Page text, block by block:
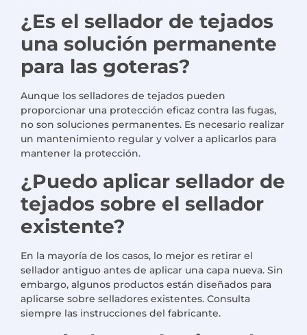
¿Es el sellador de tejados
una solución permanente
para las goteras?
Aunque los selladores de tejados pueden
proporcionar una protección eficaz contra las fugas,
no son soluciones permanentes. Es necesario realizar
un mantenimiento regular y volver a aplicarlos para
mantener la protección.
¿Puedo aplicar sellador de
tejados sobre el sellador
existente?
En la mayoría de los casos, lo mejor es retirar el
sellador antiguo antes de aplicar una capa nueva. Sin
embargo, algunos productos están diseñados para
aplicarse sobre selladores existentes. Consulta
siempre las instrucciones del fabricante.